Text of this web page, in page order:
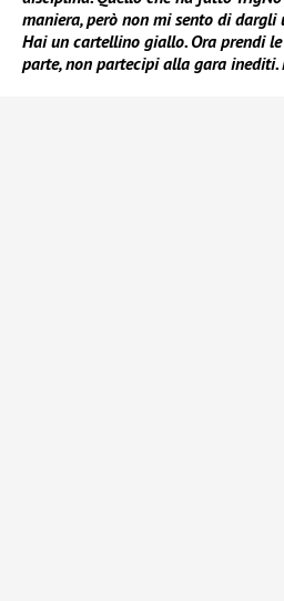
maniera, però non mi sento di dargli
Hai un cartellino giallo. Ora prendi le
parte, non partecipi alla gara inediti.